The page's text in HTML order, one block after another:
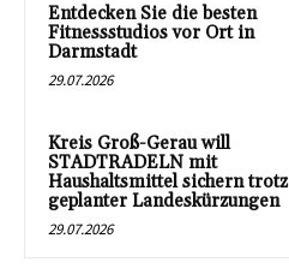
Entdecken Sie die besten
Fitnessstudios vor Ort in
Darmstadt
29.07.2026
Kreis Groß-Gerau will
STADTRADELN mit
Haushaltsmittel sichern trotz
geplanter Landeskürzungen
29.07.2026